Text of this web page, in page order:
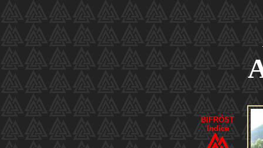
BIFRÖST
Indice